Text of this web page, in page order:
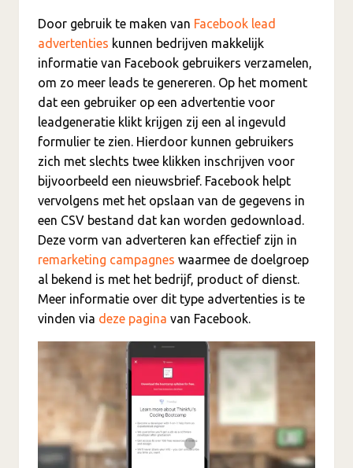
Door gebruik te maken van Facebook lead
advertenties kunnen bedrijven makkelijk
informatie van Facebook gebruikers verzamelen,
om zo meer leads te genereren. Op het moment
dat een gebruiker op een advertentie voor
leadgeneratie klikt krijgen zij een al ingevuld
formulier te zien. Hierdoor kunnen gebruikers
zich met slechts twee klikken inschrijven voor
bijvoorbeeld een nieuwsbrief. Facebook helpt
vervolgens met het opslaan van de gegevens in
een CSV bestand dat kan worden gedownload.
Deze vorm van adverteren kan effectief zijn in
remarketing campagnes waarmee de doelgroep
al bekend is met het bedrijf, product of dienst.
Meer informatie over dit type advertenties is te
vinden via deze pagina van Facebook.